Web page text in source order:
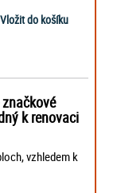
k renovaci
vzhledem k